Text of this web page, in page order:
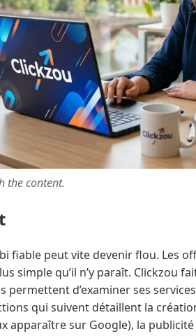
the content.
fiable peut vite devenir flou. Les
simple qu’il n’y paraît. Clickzou
permettent d’examiner ses
qui suivent détaillent la
apparaître sur Google), la